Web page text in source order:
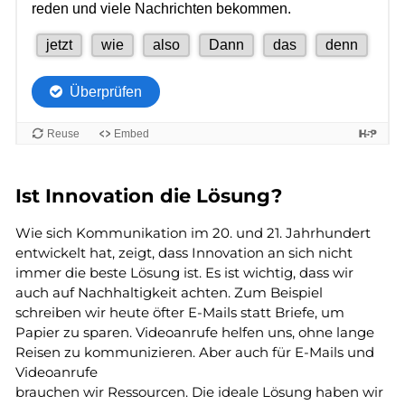
Ist Innovation die Lösung?
Wie sich Kommunikation im 20. und 21. Jahrhundert
entwickelt hat, zeigt, dass Innovation an sich nicht
immer die beste Lösung ist. Es ist wichtig, dass wir
auch auf Nachhaltigkeit achten. Zum Beispiel
schreiben wir heute öfter E-Mails statt Briefe, um
Papier zu sparen. Videoanrufe helfen uns, ohne lange
Reisen zu kommunizieren. Aber auch für E-Mails und
Videoanrufe
brauchen wir Ressourcen. Die ideale Lösung haben wir